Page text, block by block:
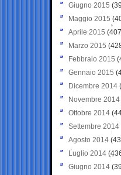
Giugno 2015
Maggio 2015
Aprile 2015
Marzo 2015
Febbraio 2015
Gennaio 2015
Dicembre 2014
Novembre 2014
Ottobre 2014
Settembre 2014
Agosto 2014
Luglio 2014
Giugno 2014